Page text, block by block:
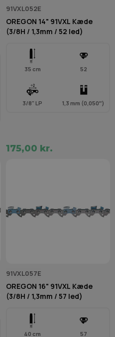
91VXL052E
OREGON 14" 91VXL Kæde
(3/8H / 1,3mm / 52 led)
35 cm 52
3/8" LP 1,3 mm (0,050″)
175,00 kr.
91VXL057E
OREGON 16" 91VXL Kæde
(3/8H / 1,3mm / 57 led)
40 cm 57